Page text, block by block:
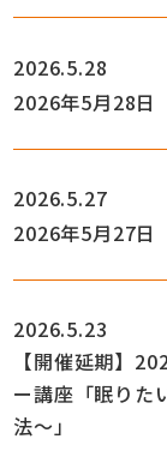
2026.5.28
2026年5月28日
2026.5.27
2026年5月27日
2026.5.23
【開催延期】
ー講座「眠りた
法～」